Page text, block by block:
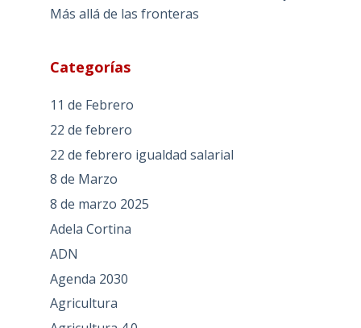
Más allá de las fronteras
Categorías
11 de Febrero
22 de febrero
22 de febrero igualdad salarial
8 de Marzo
8 de marzo 2025
Adela Cortina
ADN
Agenda 2030
Agricultura